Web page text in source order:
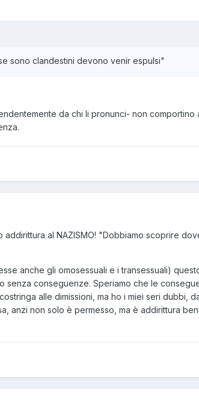
sono clandestini devono venir espulsi"
da chi li pronunci- non
addirittura al NAZISMO! "Dobbiamo scoprire
anche gli omosessuali e i transessuali)
senza conseguenze. Speriamo che le
alle dimissioni, ma ho i miei seri dubbi,
anzi non solo è permesso, ma è addirittura